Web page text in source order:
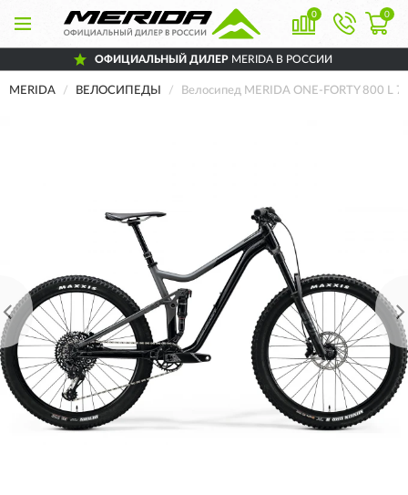
0 0
ОФИЦИАЛЬНЫЙ ДИЛЕР MERIDA В РОССИИ
MERIDA ВЕЛОСИПЕДЫ Велосипед MERIDA ONE-FORTY 800 L